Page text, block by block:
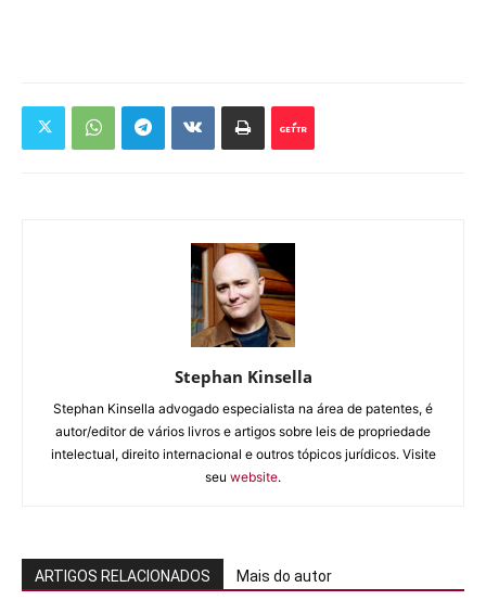
Stephan Kinsella
Stephan Kinsella advogado especialista na área de patentes, é
autor/editor de vários livros e artigos sobre leis de propriedade
intelectual, direito internacional e outros tópicos jurídicos. Visite
seu website.
ARTIGOS RELACIONADOS Mais do autor